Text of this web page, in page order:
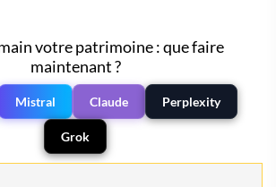
votre patrimoine : que faire
maintenant ?
Mistral Claude Perplexity
Grok